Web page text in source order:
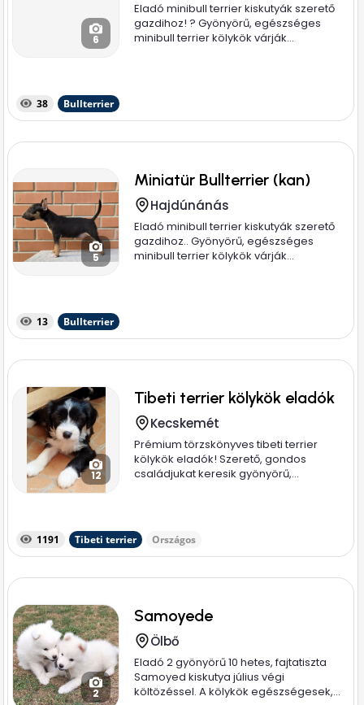
6
Eladó minibull terrier kiskutyák szerető
gazdihoz! ? Gyönyörű, egészséges
minibull terrier kölykök várják...
38 Bullterrier
5
Miniatür Bullterrier (kan)
Hajdúnánás
Eladó minibull terrier kiskutyák szerető
gazdihoz.. Gyönyörű, egészséges
minibull terrier kölykök várják...
13 Bullterrier
12
Tibeti terrier kölykök eladók
Kecskemét
Prémium törzskönyves tibeti terrier
kölykök eladók! Szerető, gondos
családjukat keresik gyönyörű,...
1191 Tibeti terrier Országos
2
Samoyede
Ölbő
Eladó 2 gyönyörű 10 hetes, fajtatiszta
Samoyed kiskutya július végi
költözéssel. A kölykök egészségesek,...